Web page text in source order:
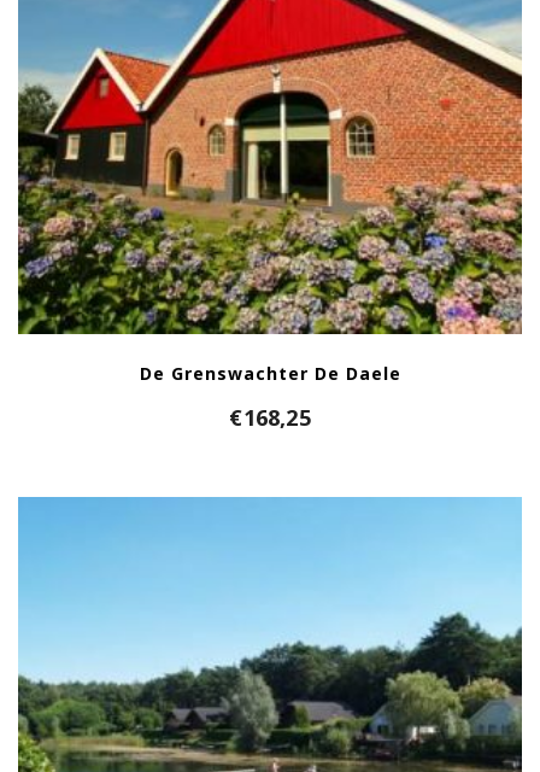
De Grenswachter De Daele
€168,25